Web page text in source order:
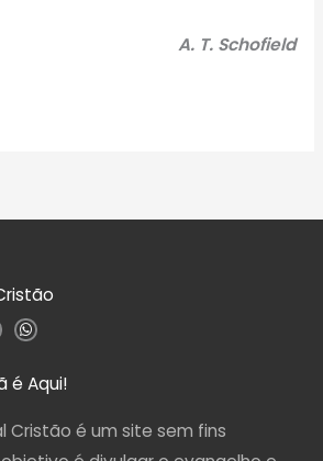
A. T. Schofield
m
W
h
s
a
p
é Aqui!
Cristão é um site sem fins